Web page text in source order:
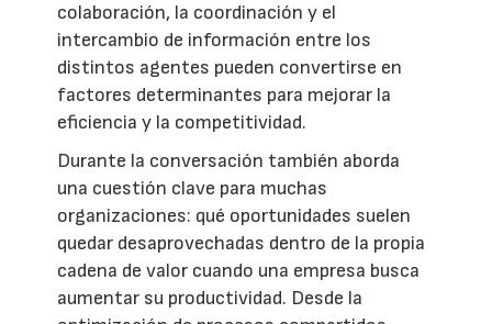
colaboración, la coordinación y el
intercambio de información entre los
distintos agentes pueden convertirse en
factores determinantes para mejorar la
eficiencia y la competitividad.
Durante la conversación también aborda
una cuestión clave para muchas
organizaciones: qué oportunidades suelen
quedar desaprovechadas dentro de la propia
cadena de valor cuando una empresa busca
aumentar su productividad. Desde la